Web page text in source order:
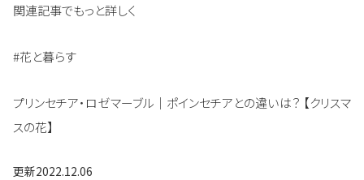
関連記事でもっと詳しく
#花と暮らす
プリンセチア・ロゼマーブル｜ポインセチアとの違いは？ 【クリスマ
スの花】
更新2022.12.06